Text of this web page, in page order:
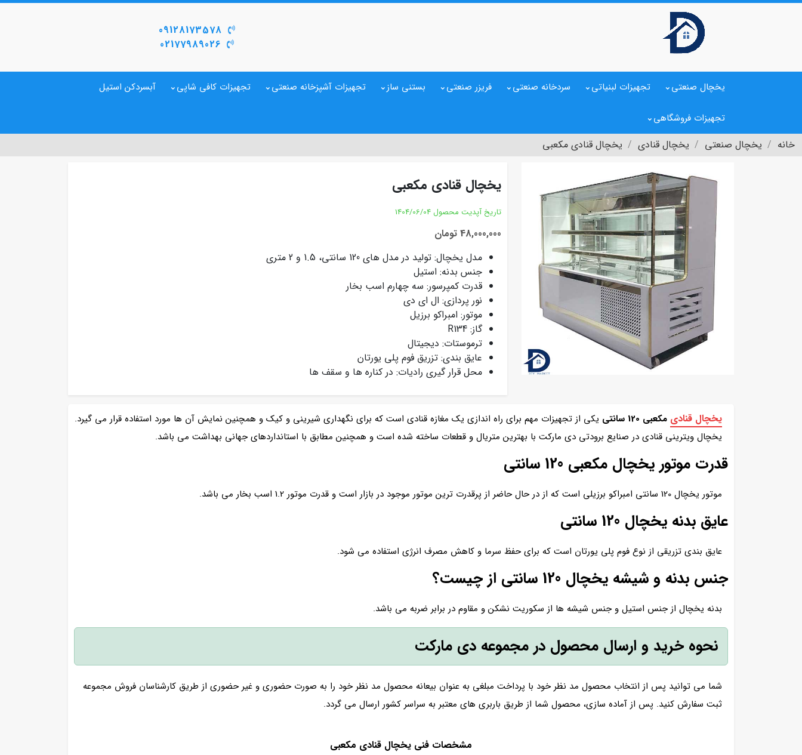
09128173578
02177989026
یخچال صنعتی تجهیزات لبنیاتی سردخانه صنعتی فریزر صنعتی بستنی ساز تجهیزات آشپزخانه صنعتی تجهیزات کافی شاپی آبسردکن استیل
تجهیزات فروشگاهی
خانه یخچال صنعتی یخچال قنادی یخچال قنادی مکعبی
یخچال قنادی مکعبی
تاریخ آپدیت محصول 1404/06/04
48,000,000 تومان
مدل یخچال: تولید در مدل های 120 سانتی، 1.5 و 2 متری
جنس بدنه: استیل
قدرت کمپرسور: سه چهارم اسب بخار
نور پردازی: ال ای دی
موتور: امبراکو برزیل
گاز: R134
ترموستات: دیجیتال
عایق بندی: تزریق فوم پلی یورتان
محل قرار گیری رادیات: در کناره ها و سقف ها
یخچال قنادی مکعبی 120 سانتی یکی از تجهیزات مهم برای راه اندازی یک مغازه قنادی است که برای نگهداری شیرینی و کیک و همچنین نمایش آن ها مورد استفاده قرار می گیرد.
یخچال ویترینی قنادی در صنایع برودتی دی مارکت با بهترین متریال و قطعات ساخته شده است و همچنین مطابق با استانداردهای جهانی بهداشت می باشد.
قدرت موتور یخچال مکعبی 120 سانتی
موتور یخچال 120 سانتی امبراکو برزیلی است که از در حال حاضر از پرقدرت ترین موتور موجود در بازار است و قدرت موتور 1.2 اسب بخار می باشد.
عایق بدنه یخچال 120 سانتی
عایق بندی تزریقی از نوع فوم پلی یورتان است که برای حفظ سرما و کاهش مصرف انرژی استفاده می شود.
جنس بدنه و شیشه یخچال 120 سانتی از چیست؟
بدنه یخچال از جنس استیل و جنس شیشه ها از سکوریت نشکن و مقاوم در برابر ضربه می باشد.
نحوه خرید و ارسال محصول در مجموعه دی مارکت
شما می توانید پس از انتخاب محصول مد نظر خود با پرداخت مبلغی به عنوان بیعانه محصول مد نظر خود را به صورت حضوری و غیر حضوری از طریق کارشناسان فروش مجموعه
ثبت سفارش کنید. پس از آماده سازی، محصول شما از طریق باربری های معتبر به سراسر کشور ارسال می گردد.
مشخصات فنی یخچال قنادی مکعبی